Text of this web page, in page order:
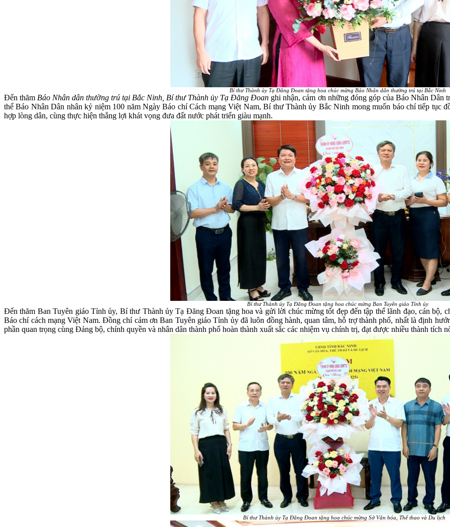
Bí thư Thành ủy Tạ Đăng Đoan tặng hoa chúc mừng Báo Nhân dân thường trú tại Bắc Ninh
Đến thăm Báo Nhân dân thường trú tại Bắc Ninh , Bí thư Thành ủy Tạ Đăng Đoan ghi nhận, cảm ơn những đóng góp của Báo Nhân Dân
thể Báo Nhân Dân nhân kỷ niệm 100 năm Ngày Báo chí Cách mạng Việt Nam, Bí thư Thành ủy Bắc Ninh mong muốn báo chí tiếp tục
hợp lòng dân, cùng thực hiện thắng lợi khát vọng đưa đất nước phát triển giàu mạnh.
Bí thư Thành ủy Tạ Đăng Đoan tặng hoa chúc mừng Ban Tuyên giáo Tỉnh ủy
Đến thăm Ban Tuyên giáo Tỉnh ủy, Bí thư Thành ủy Tạ Đăng Đoan tặng hoa và gửi lời chúc mừng tốt đẹp đến tập thể lãnh đạo, cán bộ,
Báo chí cách mạng Việt Nam. Đồng chí cảm ơn Ban Tuyên giáo Tỉnh ủy đã luôn đồng hành, quan tâm, hỗ trợ thành phố, nhất là định
phần quan trọng cùng Đảng bộ, chính quyền và nhân dân thành phố hoàn thành xuất sắc các nhiệm vụ chính trị, đạt được nhiều thành tích
Bí thư Thành ủy Tạ Đăng Đoan tặng hoa chúc mừng Sở Văn hóa, Thể thao và Du lịch